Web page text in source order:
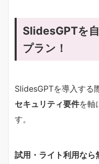
SlidesGPTを
プラン！
SlidesGPTを導入する
セキュリティ要件を軸
す。
試用・ライト利用なら